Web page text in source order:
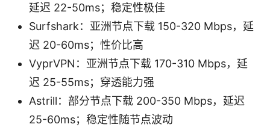
延迟 22-50ms；稳定性极佳
Surfshark：亚洲节点下载 150-320 Mbps，延
迟 20-60ms；性价比高
VyprVPN：亚洲节点下载 170-310 Mbps，延
迟 25-55ms；穿透能力强
Astrill：部分节点下载 200-350 Mbps，延迟
25-60ms；稳定性随节点波动